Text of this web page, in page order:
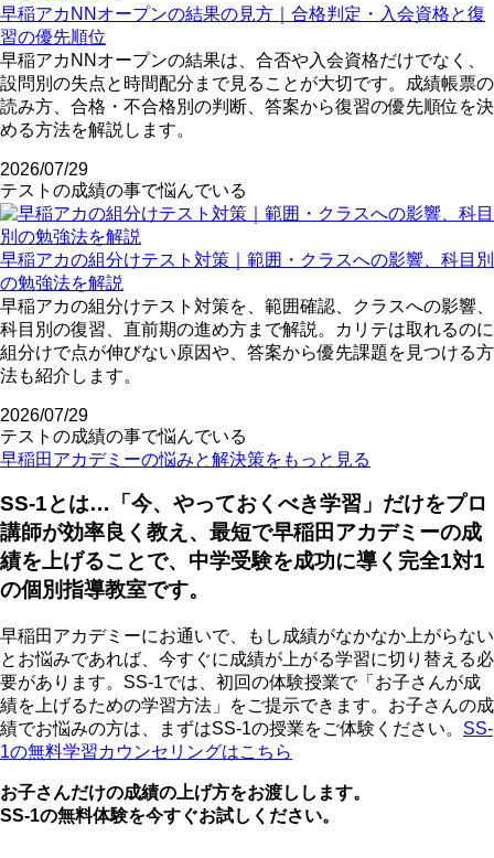
早稲アカNNオープンの結果の見方｜合格判定・入会資格と復
習の優先順位
早稲アカNNオープンの結果は、合否や入会資格だけでなく、
設問別の失点と時間配分まで見ることが大切です。成績帳票の
読み方、合格・不合格別の判断、答案から復習の優先順位を決
める方法を解説します。
2026/07/29
テストの成績の事で悩んでいる
早稲アカの組分けテスト対策｜範囲・クラスへの影響、科目別
の勉強法を解説
早稲アカの組分けテスト対策を、範囲確認、クラスへの影響、
科目別の復習、直前期の進め方まで解説。カリテは取れるのに
組分けで点が伸びない原因や、答案から優先課題を見つける方
法も紹介します。
2026/07/29
テストの成績の事で悩んでいる
早稲田アカデミーの悩みと解決策をもっと見る
SS-1とは…「今、やっておくべき学習」だけをプロ
講師が効率良く教え、最短で早稲田アカデミーの成
績を上げることで、中学受験を成功に導く完全1対1
の個別指導教室です。
早稲田アカデミーにお通いで、もし成績がなかなか上がらない
とお悩みであれば、今すぐに成績が上がる学習に切り替える必
要があります。SS-1では、初回の体験授業で「お子さんが成
績を上げるための学習方法」をご提示できます。お子さんの成
績でお悩みの方は、まずはSS-1の授業をご体験ください。 SS-
1の無料学習カウンセリングはこちら
お子さんだけの成績の上げ方をお渡しします。
SS-1の無料体験を今すぐお試しください。